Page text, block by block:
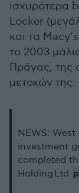
ισχυρότερα
Locker
και τα
το 2003
Πράγας, της
μετοχών της.
NEWS:
investment
completed
Holding Ltd